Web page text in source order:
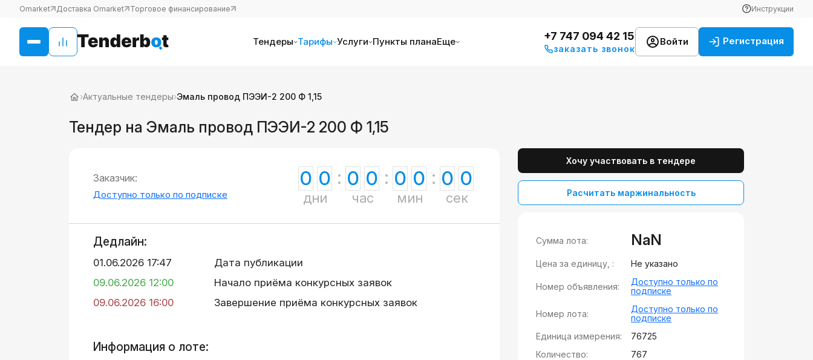
Omarket Доставка Omarket Торговое финансирование Инструкции
Тендеры Тарифы Услуги Пункты планаЕще +7 747 094 42 15
заказать звонок
Войти Регистрация
›Актуальные тендеры›Эмаль провод ПЭЭИ-2 200 Ф 1,15
Тендер на Эмаль провод ПЭЭИ-2 200 Ф 1,15
Заказчик:
Доступно только по подписке
0 0
дни
0 0
час
0 0
мин
0 0
сек
Дедлайн:
01.06.2026 17:47
Дата публикации
09.06.2026 12:00
Начало приёма конкурсных заявок
09.06.2026 16:00
Завершение приёма конкурсных заявок
Информация о лоте:
Хочу участвовать в тендере
Расчитать маржинальность
Сумма лота: NaN
Цена за единицу, : Не указано
Номер объявления:
Доступно только по
подписке
Номер лота:
Доступно только по
подписке
Единица измерения:
76725
Количество:
767